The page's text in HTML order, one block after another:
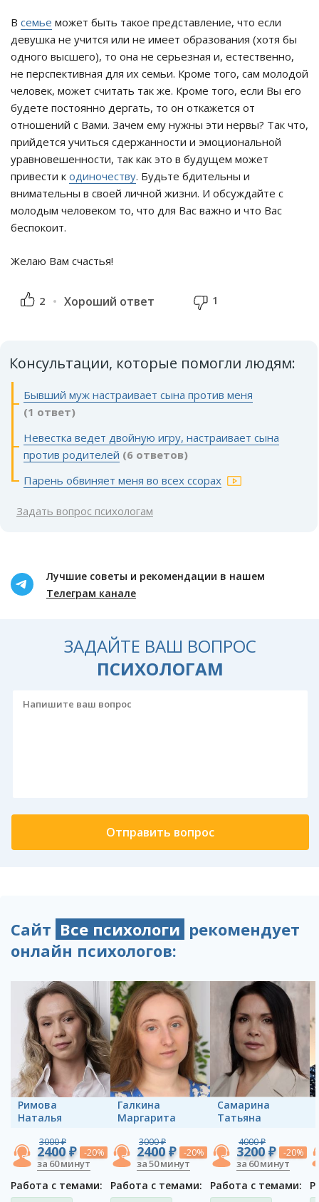
В семье может быть такое представление, что если
девушка не учится или не имеет образования (хотя бы
одного высшего), то она не серьезная и, естественно,
не перспективная для их семьи. Кроме того, сам молодой
человек, может считать так же. Кроме того, если Вы его
будете постоянно дергать, то он откажется от
отношений с Вами. Зачем ему нужны эти нервы? Так что,
прийдется учиться сдержанности и эмоциональной
уравновешенности, так как это в будущем может
привести к одиночеству. Будьте бдительны и
внимательны в своей личной жизни. И обсуждайте с
молодым человеком то, что для Вас важно и что Вас
беспокоит.
Желаю Вам счастья!
2 Хороший ответ 1
Консультации, которые помогли людям:
Бывший муж настраивает сына против меня
(1 ответ)
Невестка ведет двойную игру, настраивает сына
против родителей (6 ответов)
Парень обвиняет меня во всех ссорах
Задать вопрос психологам
Лучшие советы и рекомендации в нашем
Телеграм канале
ЗАДАЙТЕ ВАШ ВОПРОС
ПСИХОЛОГАМ
Сайт Все психологи рекомендует
онлайн психологов:
Римова
Наталья
3000 ₽
2400 ₽ -20%
за 60 минут
Работа с темами:
Галкина
Маргарита
3000 ₽
2400 ₽ -20%
за 50 минут
Работа с темами:
Самарина
Татьяна
4000 ₽
3200 ₽ -20%
за 60 минут
Работа с темами: